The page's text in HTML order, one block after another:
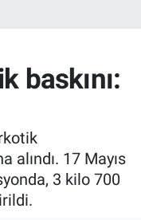
baskını:
alındı. 17 Mayıs
3 kilo 700